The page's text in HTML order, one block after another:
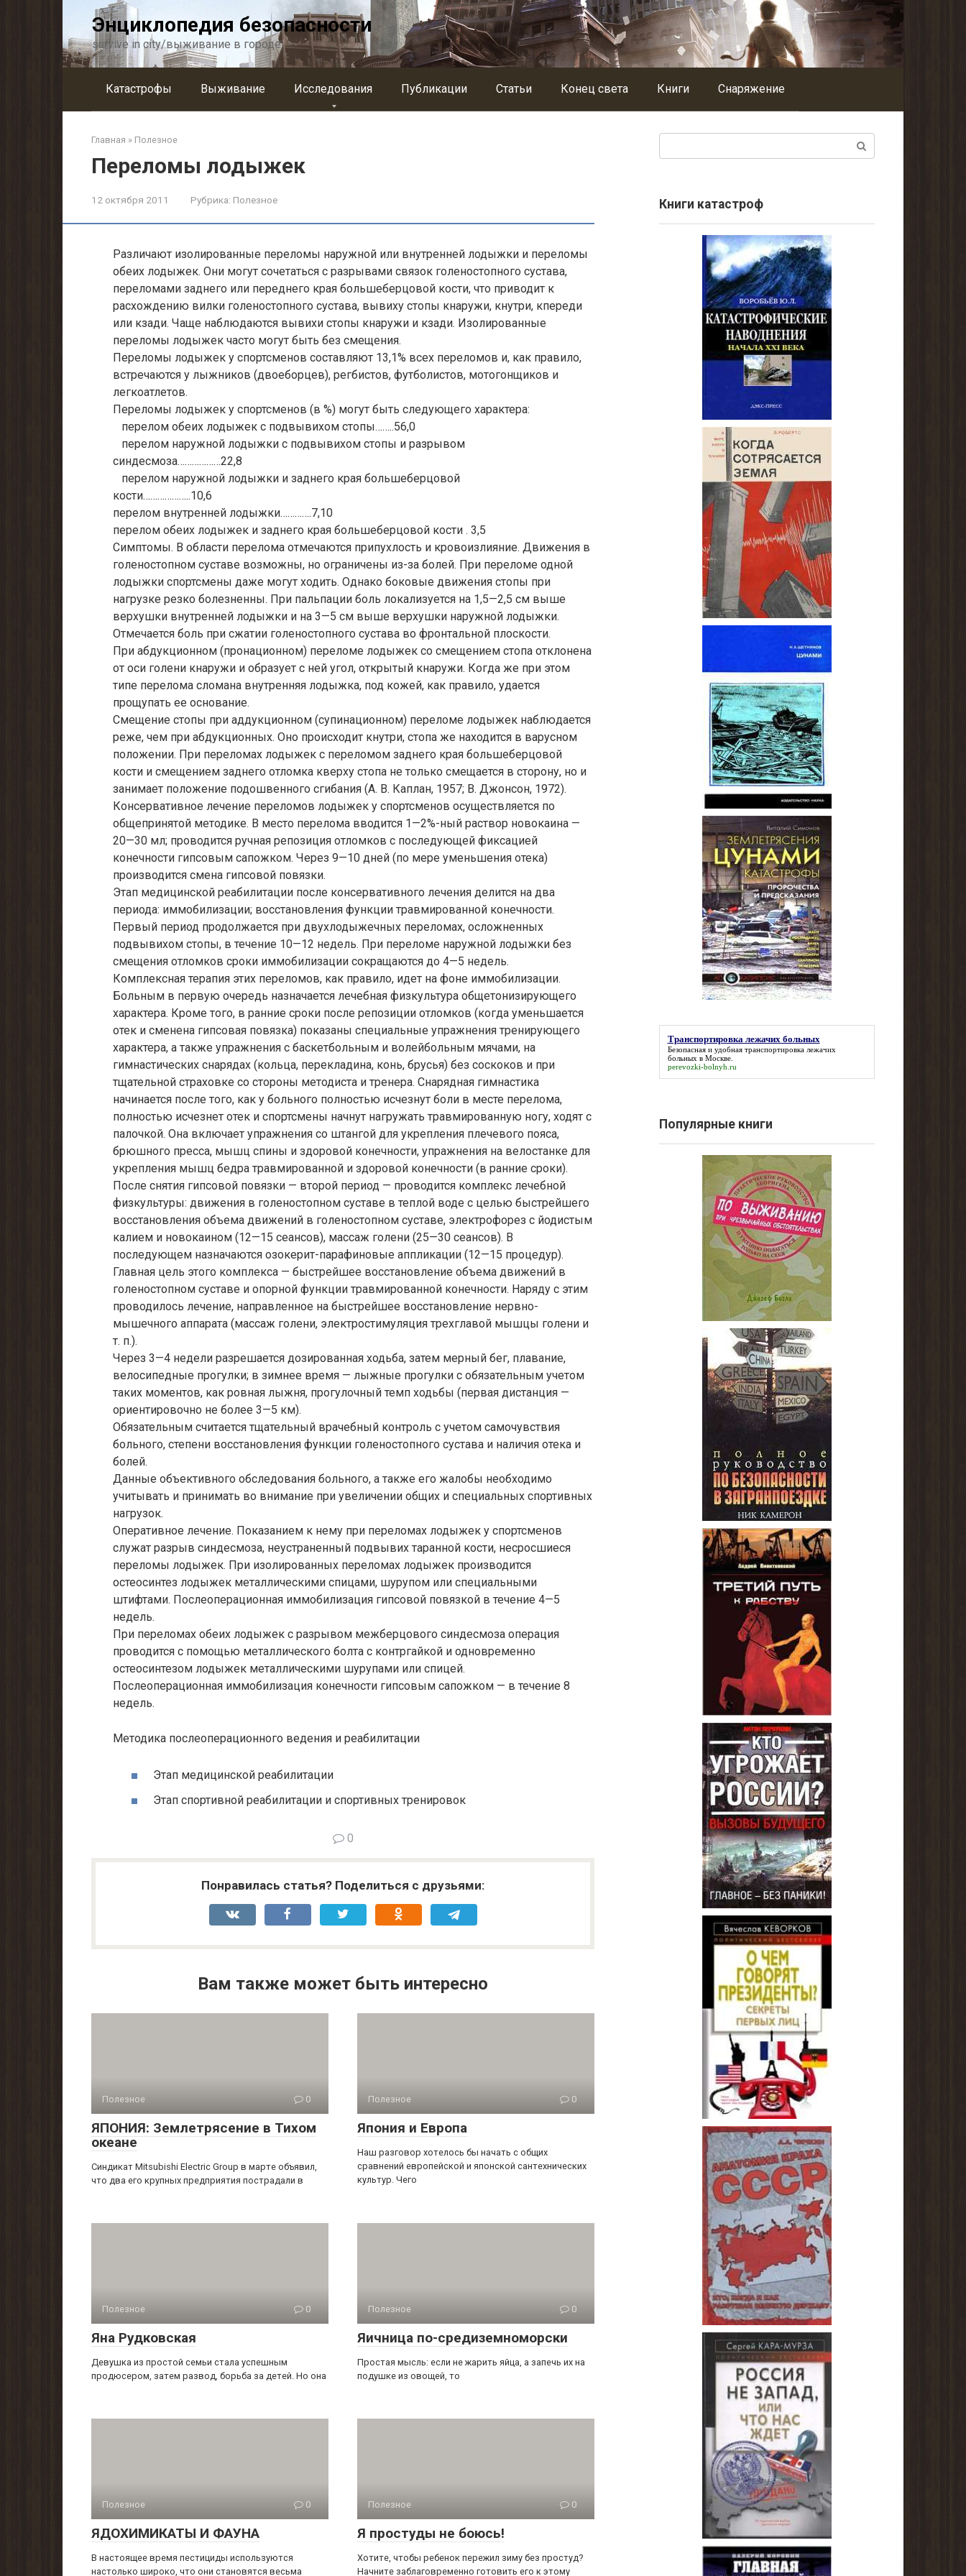
Энциклопедия безопасности
survive in city/выживание в городе
Катастрофы Выживание Исследования Публикации Статьи Конец света Книги Снаряжение
Главная » Полезное
Переломы лодыжек
12 октября 2011 Рубрика: Полезное
Различают изолированные переломы наружной или внутренней лодыжки и переломы
обеих лодыжек. Они могут сочетаться с разрывами связок голеностопного сустава,
переломами заднего или переднего края большеберцовой кости, что приводит к
расхождению вилки голеностопного сустава, вывиху стопы кнаружи, кнутри, кпереди
или кзади. Чаще наблюдаются вывихи стопы кнаружи и кзади. Изолированные
переломы лодыжек часто могут быть без смещения.
Переломы лодыжек у спортсменов составляют 13,1% всех переломов и, как правило,
встречаются у лыжников (двоеборцев), регбистов, футболистов, мотогонщиков и
легкоатлетов.
Переломы лодыжек у спортсменов (в %) могут быть следующего характера:
перелом обеих лодыжек с подвывихом стопы……..56,0
перелом наружной лодыжки с подвывихом стопы и разрывом
синдесмоза………………22,8
перелом наружной лодыжки и заднего края большеберцовой
кости………………..10,6
перелом внутренней лодыжки………….7,10
перелом обеих лодыжек и заднего края большеберцовой кости . 3,5
Симптомы. В области перелома отмечаются припухлость и кровоизлияние. Движения в
голеностопном суставе возможны, но ограничены из-за болей. При переломе одной
лодыжки спортсмены даже могут ходить. Однако боковые движения стопы при
нагрузке резко болезненны. При пальпации боль локализуется на 1,5—2,5 см выше
верхушки внутренней лодыжки и на 3—5 см выше верхушки наружной лодыжки.
Отмечается боль при сжатии голеностопного сустава во фронтальной плоскости.
При абдукционном (пронационном) переломе лодыжек со смещением стопа отклонена
от оси голени кнаружи и образует с ней угол, открытый кнаружи. Когда же при этом
типе перелома сломана внутренняя лодыжка, под кожей, как правило, удается
прощупать ее основание.
Смещение стопы при аддукционном (супинационном) переломе лодыжек наблюдается
реже, чем при абдукционных. Оно происходит кнутри, стопа же находится в варусном
положении. При переломах лодыжек с переломом заднего края большеберцовой
кости и смещением заднего отломка кверху стопа не только смещается в сторону, но и
занимает положение подошвенного сгибания (А. В. Каплан, 1957; В. Джонсон, 1972).
Консервативное лечение переломов лодыжек у спортсменов осуществляется по
общепринятой методике. В место перелома вводится 1—2%-ный раствор новокаина —
20—30 мл; проводится ручная репозиция отломков с последующей фиксацией
конечности гипсовым сапожком. Через 9—10 дней (по мере уменьшения отека)
производится смена гипсовой повязки.
Этап медицинской реабилитации после консервативного лечения делится на два
периода: иммобилизации; восстановления функции травмированной конечности.
Первый период продолжается при двухлодыжечных переломах, осложненных
подвывихом стопы, в течение 10—12 недель. При переломе наружной лодыжки без
смещения отломков сроки иммобилизации сокращаются до 4—5 недель.
Комплексная терапия этих переломов, как правило, идет на фоне иммобилизации.
Больным в первую очередь назначается лечебная физкультура общетонизирующего
характера. Кроме того, в ранние сроки после репозиции отломков (когда уменьшается
отек и сменена гипсовая повязка) показаны специальные упражнения тренирующего
характера, а также упражнения с баскетбольным и волейбольным мячами, на
гимнастических снарядах (кольца, перекладина, конь, брусья) без соскоков и при
тщательной страховке со стороны методиста и тренера. Снарядная гимнастика
начинается после того, как у больного полностью исчезнут боли в месте перелома,
полностью исчезнет отек и спортсмены начнут нагружать травмированную ногу, ходят с
палочкой. Она включает упражнения со штангой для укрепления плечевого пояса,
брюшного пресса, мышц спины и здоровой конечности, упражнения на велостанке для
укрепления мышц бедра травмированной и здоровой конечности (в ранние сроки).
После снятия гипсовой повязки — второй период — проводится комплекс лечебной
физкультуры: движения в голеностопном суставе в теплой воде с целью быстрейшего
восстановления объема движений в голеностопном суставе, электрофорез с йодистым
калием и новокаином (12—15 сеансов), массаж голени (25—30 сеансов). В
последующем назначаются озокерит-парафиновые аппликации (12—15 процедур).
Главная цель этого комплекса — быстрейшее восстановление объема движений в
голеностопном суставе и опорной функции травмированной конечности. Наряду с этим
проводилось лечение, направленное на быстрейшее восстановление нервно-
мышечного аппарата (массаж голени, электростимуляция трехглавой мышцы голени и
т. п.).
Через 3—4 недели разрешается дозированная ходьба, затем мерный бег, плавание,
велосипедные прогулки; в зимнее время — лыжные прогулки с обязательным учетом
таких моментов, как ровная лыжня, прогулочный темп ходьбы (первая дистанция —
ориентировочно не более 3—5 км).
Обязательным считается тщательный врачебный контроль с учетом самочувствия
больного, степени восстановления функции голеностопного сустава и наличия отека и
болей.
Данные объективного обследования больного, а также его жалобы необходимо
учитывать и принимать во внимание при увеличении общих и специальных спортивных
нагрузок.
Оперативное лечение. Показанием к нему при переломах лодыжек у спортсменов
служат разрыв синдесмоза, неустраненный подвывих таранной кости, несросшиеся
переломы лодыжек. При изолированных переломах лодыжек производится
остеосинтез лодыжек металлическими спицами, шурупом или специальными
штифтами. Послеоперационная иммобилизация гипсовой повязкой в течение 4—5
недель.
При переломах обеих лодыжек с разрывом межберцового синдесмоза операция
проводится с помощью металлического болта с контргайкой и одновременно
остеосинтезом лодыжек металлическими шурупами или спицей.
Послеоперационная иммобилизация конечности гипсовым сапожком — в течение 8
недель.
Методика послеоперационного ведения и реабилитации
Этап медицинской реабилитации
Этап спортивной реабилитации и спортивных тренировок
0
Понравилась статья? Поделиться с друзьями:
Вам также может быть интересно
Полезное 0
ЯПОНИЯ: Землетрясение в Тихом
океане
Синдикат Mitsubishi Electric Group в марте объявил,
что два его крупных предприятия пострадали в
Полезное 0
Япония и Европа
Наш разговор хотелось бы начать с общих
сравнений европейской и японской сантехнических
культур. Чего
Полезное 0
Яна Рудковская
Девушка из простой семьи стала успешным
продюсером, затем развод, борьба за детей. Но она
Полезное 0
Яичница по-средиземноморски
Простая мысль: если не жарить яйца, а запечь их на
подушке из овощей, то
Полезное 0
ЯДОХИМИКАТЫ И ФАУНА
В настоящее время пестициды используются
настолько широко, что они становятся весьма
Полезное 0
Я простуды не боюсь!
Хотите, чтобы ребенок пережил зиму без простуд?
Начните заблаговременно готовить его к этому
Книги катастроф
Транспортировка лежачих больных
Безопасная и удобная транспортировка лежачих
больных в Москве.
perevozki-bolnyh.ru
Популярные книги